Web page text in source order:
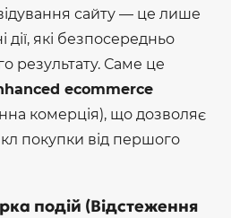
сайту — це лише
дії, які безпосередньо
результату. Саме це
ecommerce
комерція), що дозволяє
покупки від першого
подій (Відстеження